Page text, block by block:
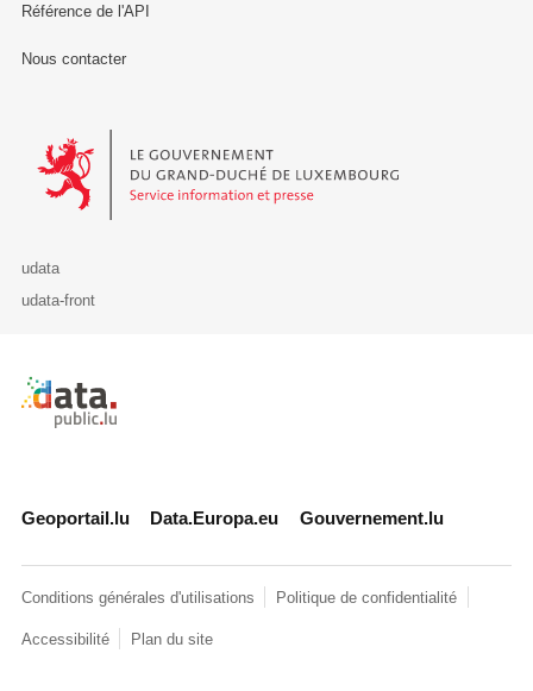
Référence de l'API
Nous contacter
Le Gouvernement du Grand-Duché de Luxembourg - Service
udata
udata-front
Retour à l'accueil de data.public.lu
Geoportail.lu Data.Europa.eu Gouvernement.lu
Conditions générales d'utilisations Politique de confidentialité
Accessibilité Plan du site